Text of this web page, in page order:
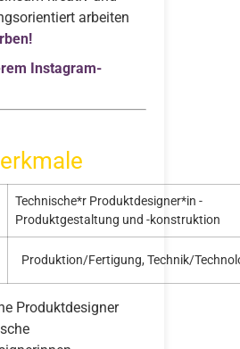
arbeiten
Instagram-
Technische*r Produktdesigner*in -
Produktgestaltung und -konstruktion
Produktion/Fertigung, Technik/
Produktdesigner